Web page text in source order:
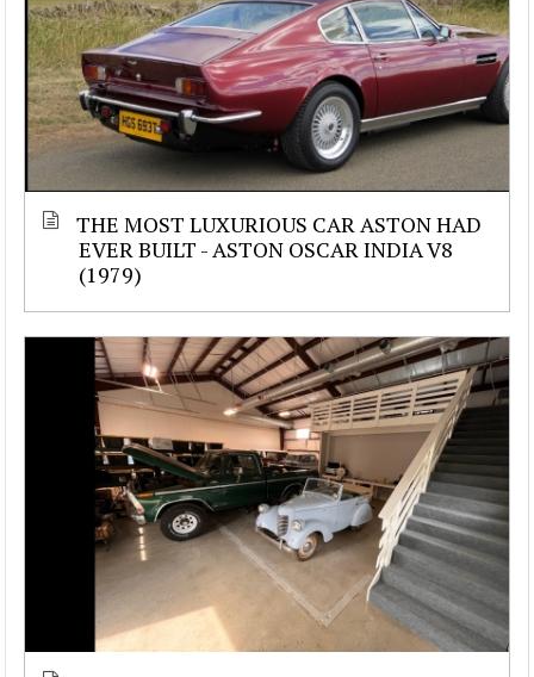
THE MOST LUXURIOUS CAR ASTON HAD
EVER BUILT - ASTON OSCAR INDIA V8
(1979)